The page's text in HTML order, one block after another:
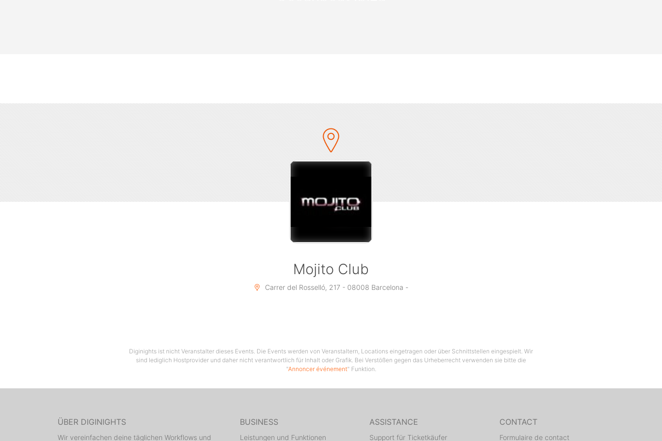
Mojito Club
Carrer del Rosselló, 217 - 08008 Barcelona -
Diginights ist nicht Veranstalter dieses Events. Die Events werden von Veranstaltern, Locations eingetragen oder über Schnittstellen eingespielt. Wir
sind lediglich Hostprovider und daher nicht verantwortlich für Inhalt oder Grafik. Bei Verstößen gegen das Urheberrecht verwenden sie bitte die
"Annoncer événement" Funktion.
ÜBER DIGINIGHTS
Wir vereinfachen deine täglichen Workflows und
BUSINESS
Leistungen und Funktionen
ASSISTANCE
Support für Ticketkäufer
CONTACT
Formulaire de contact